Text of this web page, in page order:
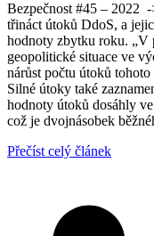
Bezpečnost #45 – 2022
třináct útoků DdoS, a
hodnoty zbytku roku. „V
geopolitické situace ve
nárůst počtu útoků
Silné útoky také
hodnoty útoků dosáhly
což je dvojnásobek
Přečíst celý článek